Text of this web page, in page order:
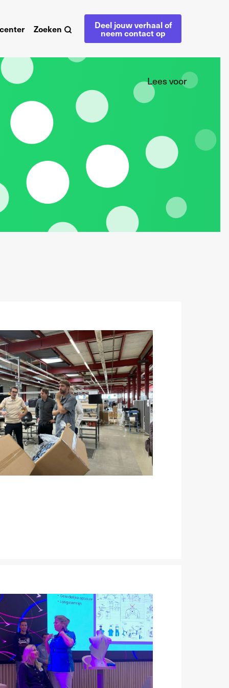
Zoeken Deel jouw verhaal of
neem contact op
Lees voor